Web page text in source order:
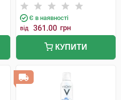
Є в наявності
від 361.00 грн
КУПИТИ